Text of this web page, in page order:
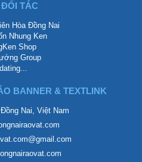
TÁC
Hòa Đồng Nai
Nhung Ken
Shop
Group
BANNER & TEXTLINK
Nai, Việt Nam